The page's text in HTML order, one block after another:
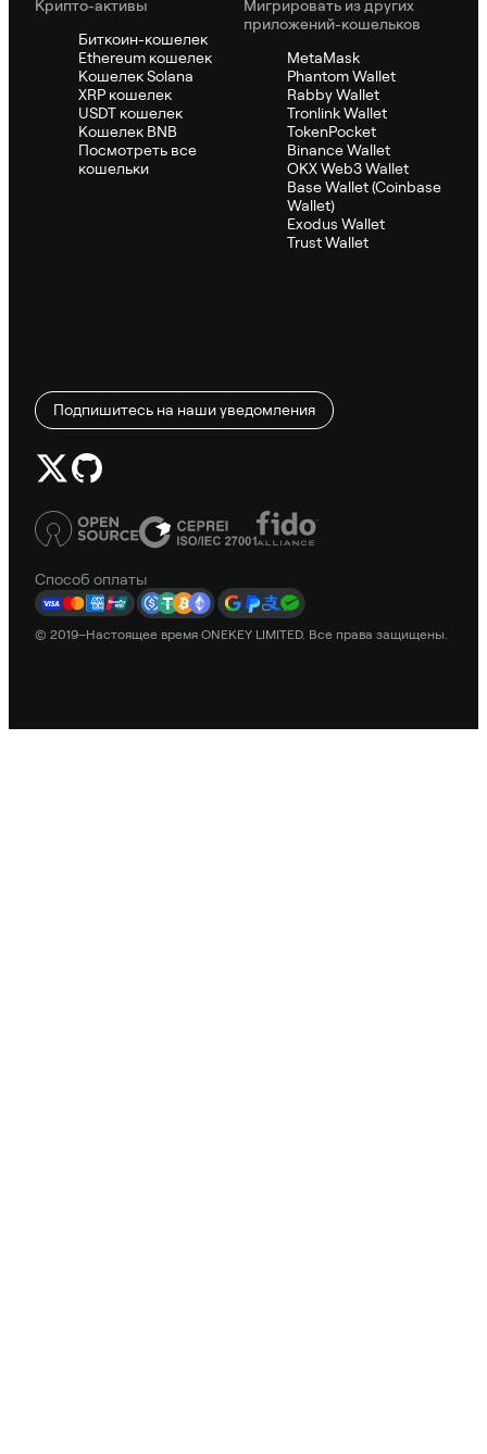
Крипто-активы
Биткоин-кошелек
Ethereum кошелек
Кошелек Solana
XRP кошелек
USDT кошелек
Кошелек BNB
Посмотреть все
кошельки
Мигрировать из других
приложений-кошельков
MetaMask
Phantom Wallet
Rabby Wallet
Tronlink Wallet
TokenPocket
Binance Wallet
OKX Web3 Wallet
Base Wallet (Coinbase
Wallet)
Exodus Wallet
Trust Wallet
Подпишитесь на наши уведомления
Способ оплаты
© 2019–Настоящее время ONEKEY LIMITED. Все права защищены.